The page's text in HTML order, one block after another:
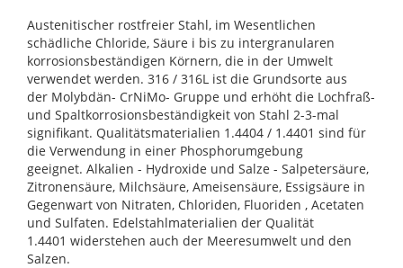
Austenitischer rostfreier Stahl, im Wesentlichen
schädliche Chloride, Säure i bis zu intergranularen
korrosionsbeständigen Körnern, die in der Umwelt
verwendet werden. 316 / 316L ist die Grundsorte aus
der Molybdän- CrNiMo- Gruppe und erhöht die Lochfraß-
und Spaltkorrosionsbeständigkeit von Stahl 2-3-mal
signifikant. Qualitätsmaterialien 1.4404 / 1.4401 sind für
die Verwendung in einer Phosphorumgebung
geeignet. Alkalien - Hydroxide und Salze - Salpetersäure,
Zitronensäure, Milchsäure, Ameisensäure, Essigsäure in
Gegenwart von Nitraten, Chloriden, Fluoriden , Acetaten
und Sulfaten. Edelstahlmaterialien der Qualität
1.4401 widerstehen auch der Meeresumwelt und den
Salzen.